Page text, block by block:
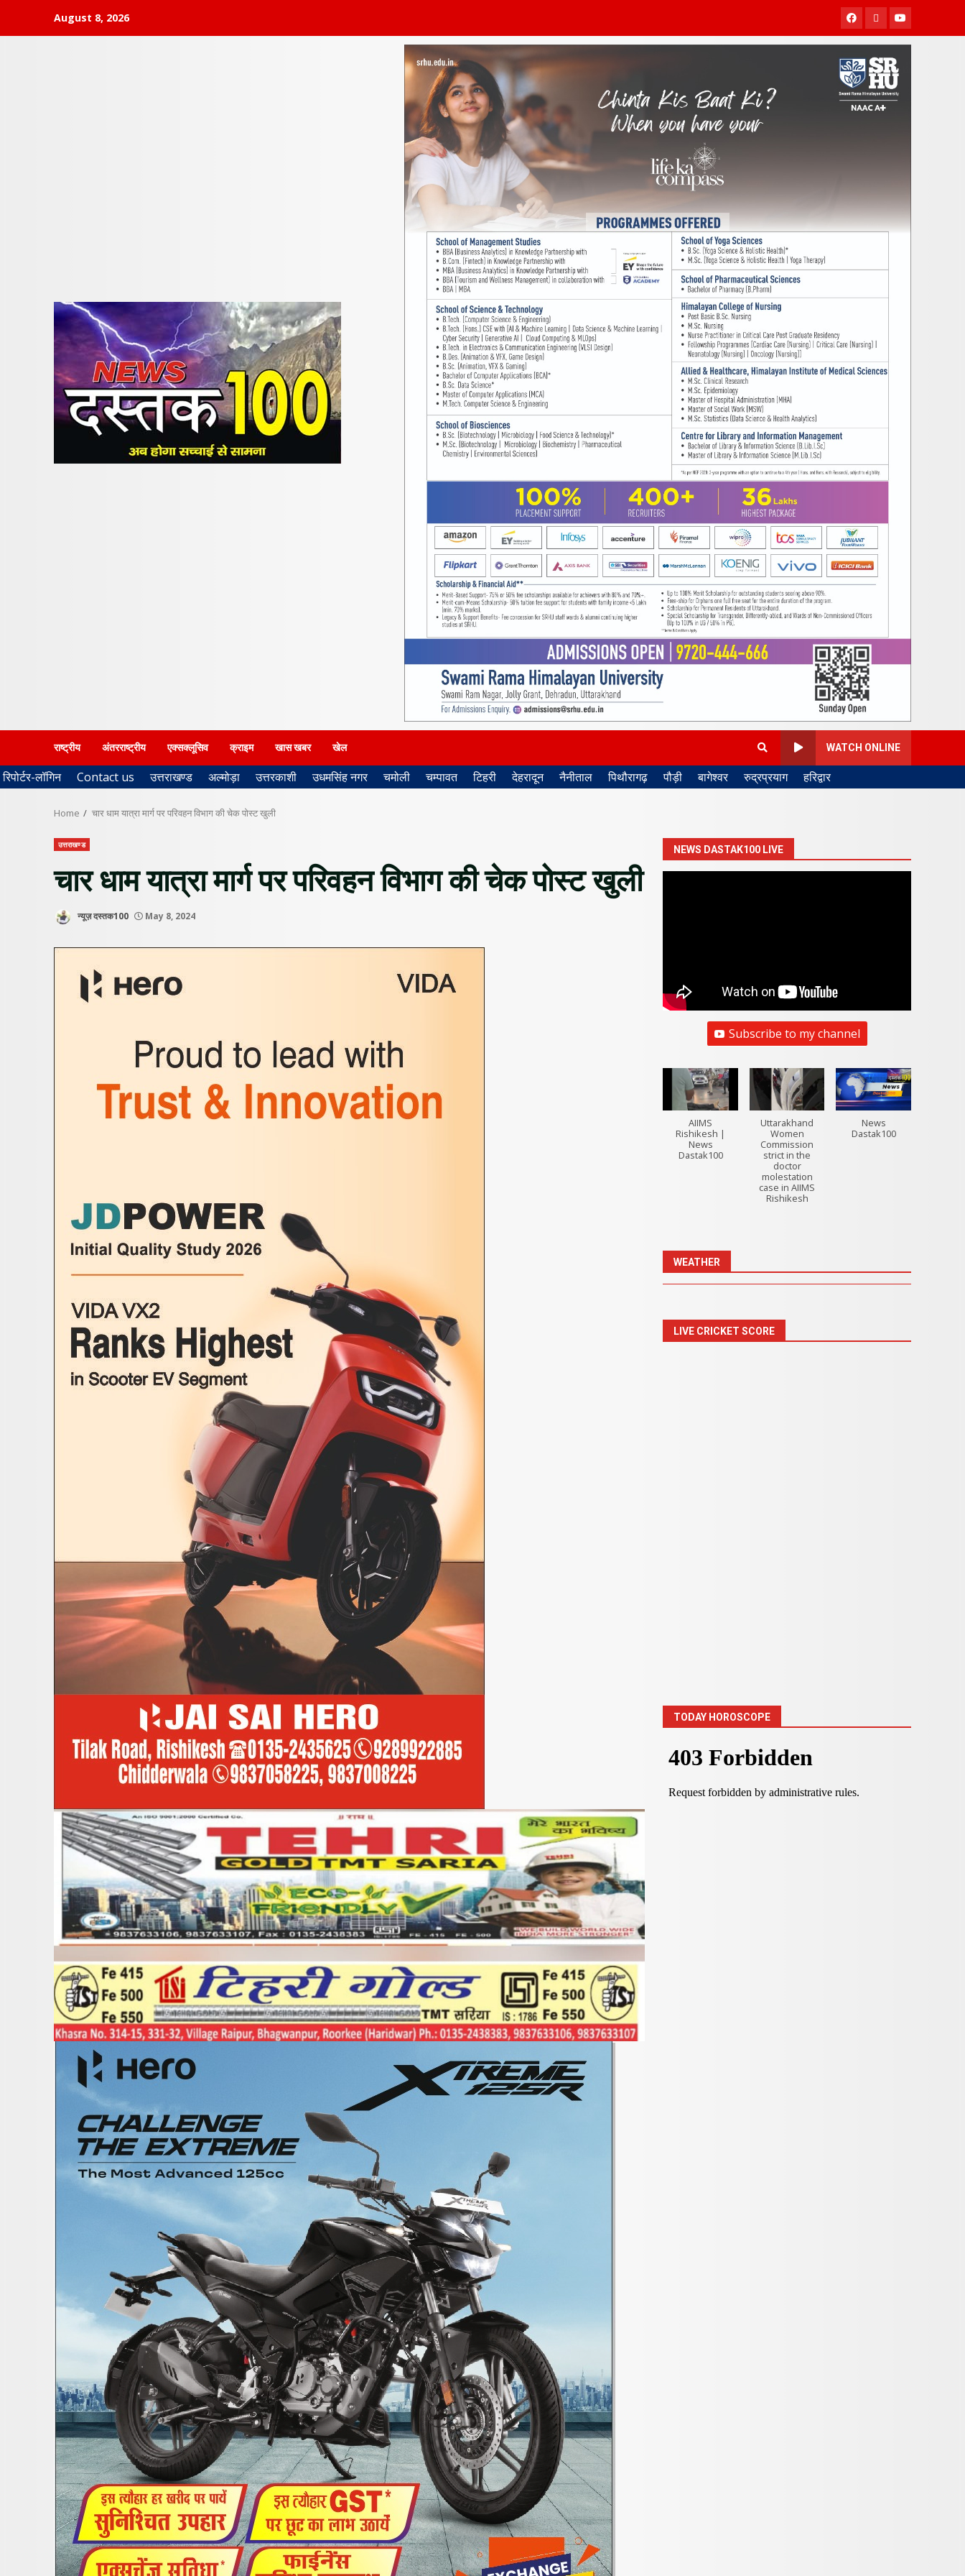
August 8, 2026 Facebook
TwitterYoutube
राष्ट्रीय अंतरराष्ट्रीय एक्सक्लूसिव क्राइम खास खबर खेल WATCH ONLINE
रिपोर्टर-लॉगिन Contact us उत्तराखण्ड अल्मोड़ा उत्तरकाशी उधमसिंह नगर चमोली चम्पावत टिहरी देहरादून नैनीताल पिथौरागढ़ पौड़ी बागेश्वर रुद्रप्रयाग हरिद्वार
Home चार धाम यात्रा मार्ग पर परिवहन विभाग की चेक पोस्ट खुली
उत्तराखण्ड
चार धाम यात्रा मार्ग पर परिवहन विभाग की चेक पोस्ट खुली
न्यूज़ दस्तक100 May 8, 2024
NEWS DASTAK100 LIVE
Subscribe to my channel
AIIMS
Rishikesh |
News
Dastak100
Uttarakhand
Women
Commission
strict in the
doctor
molestation
case in AIIMS
Rishikesh
News
Dastak100
WEATHER
LIVE CRICKET SCORE
TODAY HOROSCOPE